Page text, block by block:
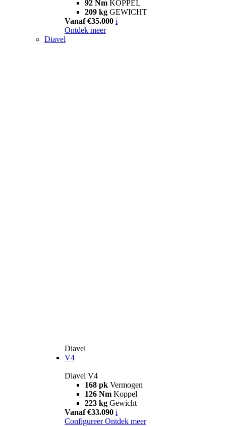
92 Nm KOPPEL
209 kg GEWICHT
Vanaf €35.000 i
Ontdek meer
Diavel
Diavel
V4
Diavel V4
168 pk Vermogen
126 Nm Koppel
223 kg Gewicht
Vanaf €33.090 i
Configureer Ontdek meer